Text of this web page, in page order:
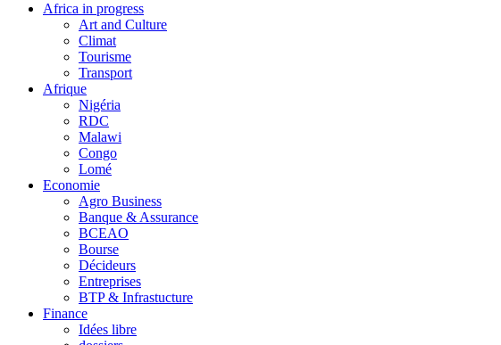
Africa in progress
Art and Culture
Climat
Tourisme
Transport
Afrique
Nigéria
RDC
Malawi
Congo
Lomé
Economie
Agro Business
Banque & Assurance
BCEAO
Bourse
Décideurs
Entreprises
BTP & Infrastucture
Finance
Idées libre